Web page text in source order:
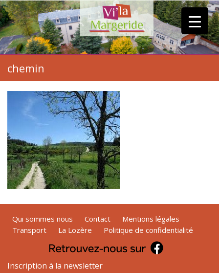
chemin
Qui sommes nous Contact
Mentions légales
Transport
La Lozère Politique de confidentialité
Inscription à la newsletter